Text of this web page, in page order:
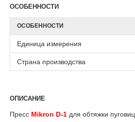
ОСОБЕННОСТИ
ОСОБЕННОСТИ
Единица измерения
Страна производства
ОПИСАНИЕ
Пресс Mikron D-1 для обтяжки пуговиц